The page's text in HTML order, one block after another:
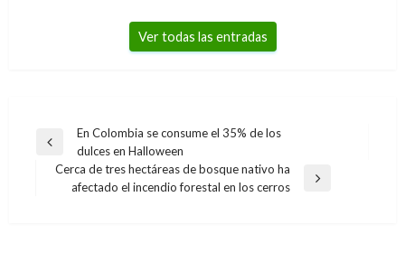
Ver todas las entradas
Navegación
entradas
Entrada
anterior
En Colombia se consume el 35% de los
dulces en Halloween
Entrada
Cerca de tres hectáreas de bosque nativo ha
afectado el incendio forestal en los cerros